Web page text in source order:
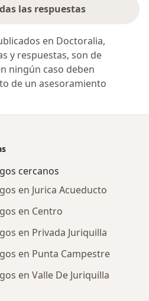
las respuestas
en Doctoralia,
y respuestas, son de
ningún caso deben
de un asesoramiento
cercanos
en Jurica Acueducto
en Centro
en Privada Juriquilla
en Punta Campestre
en Valle De Juriquilla